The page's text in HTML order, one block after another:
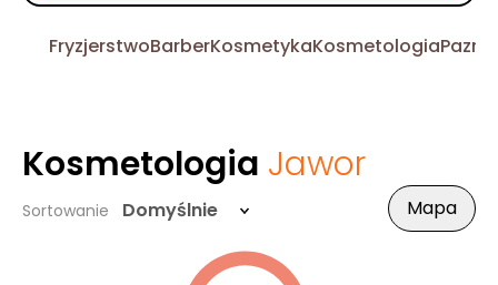
FryzjerstwoBarberKosmetykaKosmetologia
Kosmetologia Jawor
Sortowanie Domyślnie Mapa